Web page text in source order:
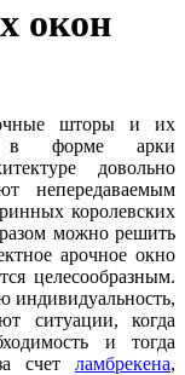
окон
шторы и их
в форме арки
довольно
непередаваемым
королевских
можно решить
арочное окно
целесообразным.
индивидуальность,
ситуации, когда
и тогда
счет ламбрекена,